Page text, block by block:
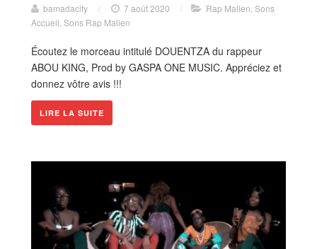
bamadacity / 7 août 2020 / Rap Malien Sons
Accueil Sons Rap Malien
Écoutez le morceau intitulé DOUENTZA du rappeur
ABOU KING, Prod by GASPA ONE MUSIC. Appréciez et
donnez vôtre avis !!!
LIRE LA SUITE